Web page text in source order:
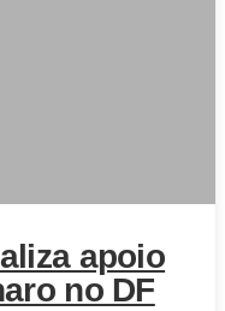
apoio
no DF